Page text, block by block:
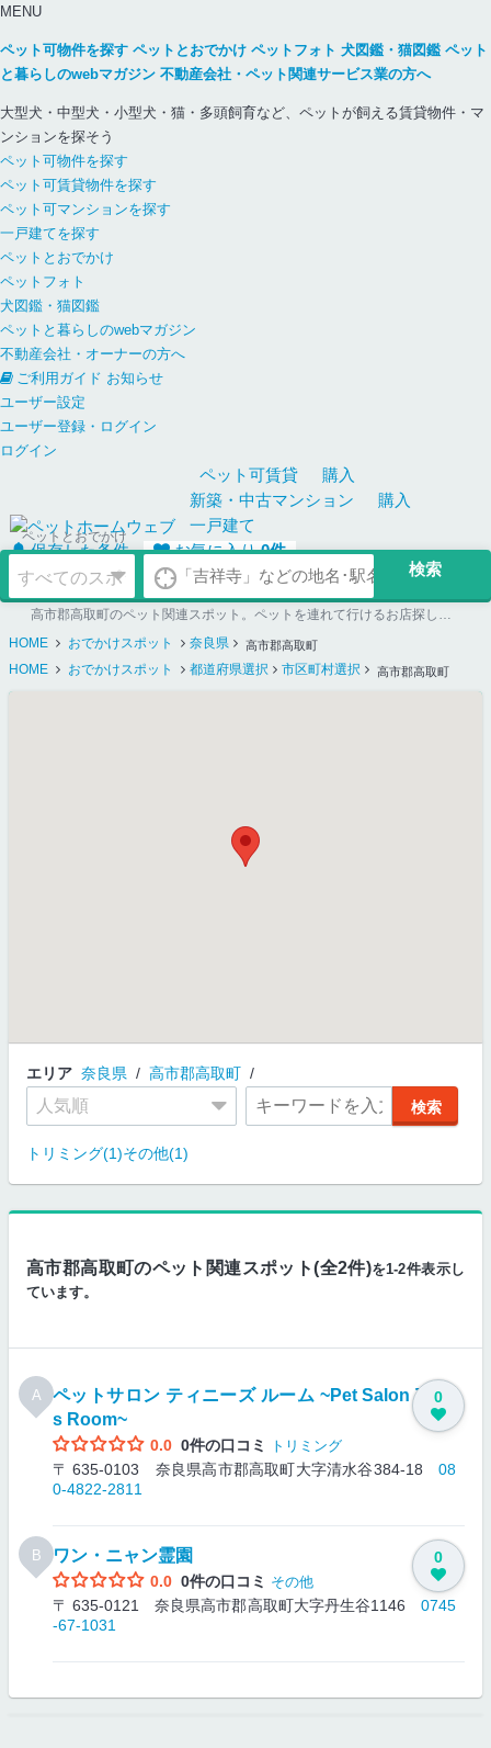
MENU
ペット可物件を探す ペットとおでかけ ペットフォト 犬図鑑・猫図鑑 ペット
と暮らしのwebマガジン 不動産会社・ペット関連サービス業の方へ
大型犬・中型犬・小型犬・猫・多頭飼育など、ペットが飼える賃貸物件・マ
ンションを探そう
ペット可物件を探す
ペット可賃貸物件を探す
ペット可マンションを探す
一戸建てを探す
ペットとおでかけ
ペットフォト
犬図鑑・猫図鑑
ペットと暮らしのwebマガジン
不動産会社・オーナーの方へ
ご利用ガイド お知らせ
ユーザー設定
ユーザー登録・ログイン
ログイン
ペット可賃貸
購入
新築・中古マンション
購入
一戸建て
保存した条件
お気に入り0件
ペットとおでかけ
高市郡高取町のペット関連スポット。ペットを連れて行けるお店探しならペットホームウェブ
HOME
おでかけスポット 奈良県 高市郡高取町
HOME おでかけスポット 都道府県選択 市区町村選択 高市郡高取町
エリア 奈良県 高市郡高取町
トリミング(1)その他(1)
高市郡高取町のペット関連スポット(全2件)を1-2件表示し
ています。
A
ペットサロン ティニーズ ルーム ~Pet Salon TINY
s Room~
0.0 0件の口コミ トリミング
〒 635-0103 奈良県高市郡高取町大字清水谷384-18 08
0-4822-2811
0
B ワン・ニャン霊園
0.0 0件の口コミ その他
〒 635-0121 奈良県高市郡高取町大字丹生谷1146 0745
-67-1031
0